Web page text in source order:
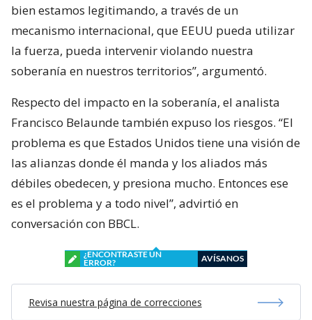
bien estamos legitimando, a través de un
mecanismo internacional, que EEUU pueda utilizar
la fuerza, pueda intervenir violando nuestra
soberanía en nuestros territorios”, argumentó.
Respecto del impacto en la soberanía, el analista
Francisco Belaunde también expuso los riesgos. “El
problema es que Estados Unidos tiene una visión de
las alianzas donde él manda y los aliados más
débiles obedecen, y presiona mucho. Entonces ese
es el problema y a todo nivel”, advirtió en
conversación con BBCL.
¿ENCONTRASTE UN
ERROR?
AVÍSANOS
Revisa nuestra página de correcciones